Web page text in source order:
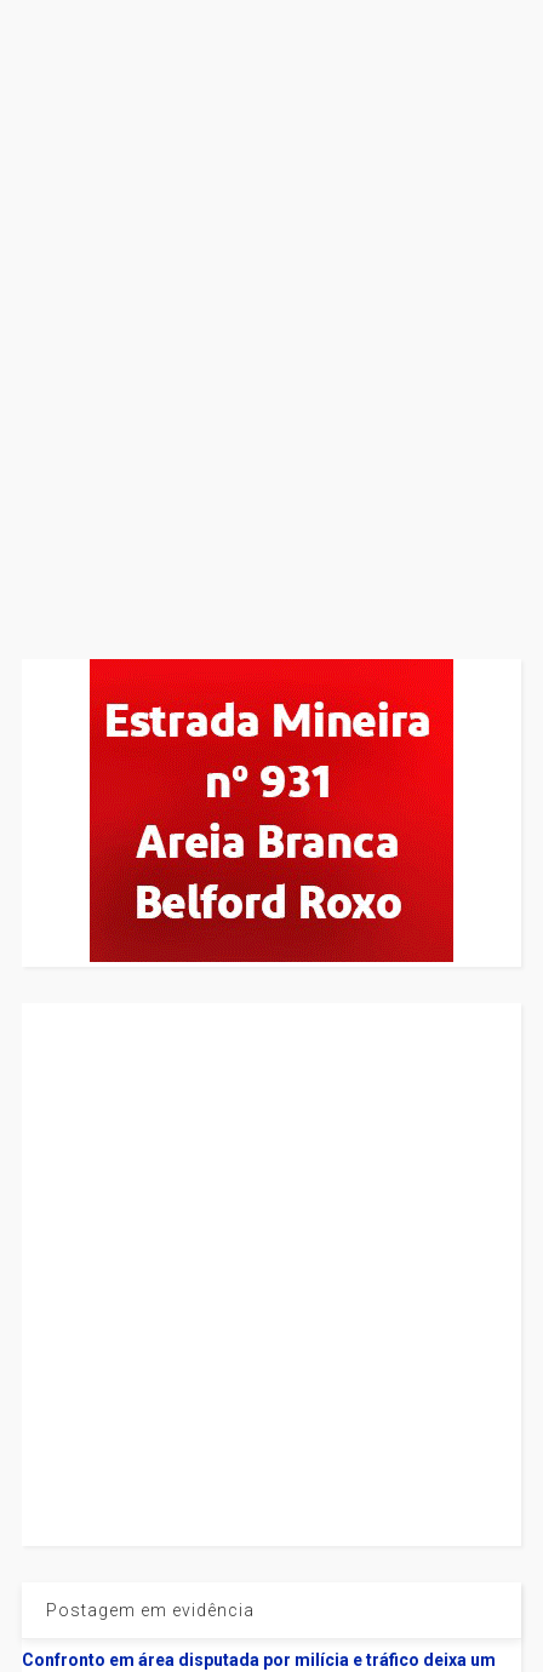
Postagem em evidência
Confronto em área disputada por milícia e tráfico deixa um